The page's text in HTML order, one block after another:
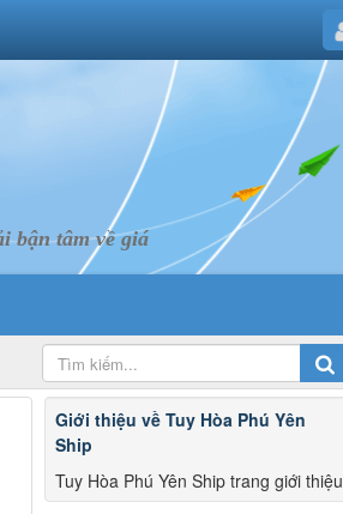
bận tâm về giá
Giới thiệu về Tuy Hòa Phú Yên
Ship
Tuy Hòa Phú Yên Ship trang giới thiệu